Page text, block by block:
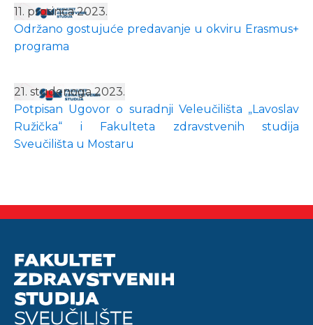
11. prosinca 2023.
Održano gostujuće predavanje u okviru Erasmus+
programa
21. studenoga 2023.
Potpisan Ugovor o suradnji Veleučilišta „Lavoslav
Ružička“ i Fakulteta zdravstvenih studija
Sveučilišta u Mostaru